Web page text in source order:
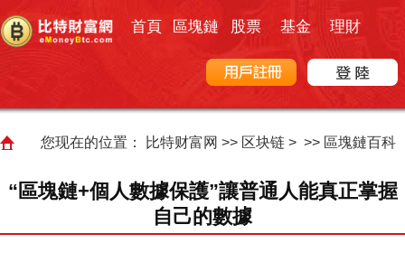
首頁 區塊鏈 股票 基金 理財
您现在的位置： 比特财富网 >> 区块链> >> 區塊鏈百科
“區塊鏈+個人數據保護”讓普通人能真正掌握
自己的數據